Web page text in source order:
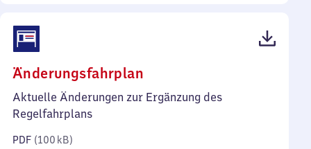
Änderungsfahrplan
100
Aktuelle Änderungen zur Ergänzung des
Regelfahrplans
PDF (100 kB)